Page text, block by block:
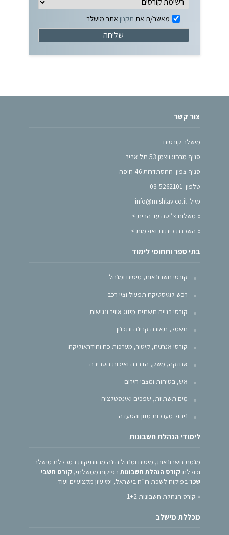
מאשר/ת את תקנון אתר מישלב
צור קשר
מישלב קורסים
סניף מרכז: ויצמן 53 תל אביב
סניף צפון: ההסתדרות 46 חיפה
טלפון: 03-5262101
מייל: info@mishlav.co.il
» משלוח צ’יטה עד הבית >
» השכרת כיתות ואולמות >
בתי ספר ותחומי לימוד
קורסי חשבונאות, מיסים ומנהל
רכש לוגיסטיקה תפעול וציי רכב
קורסי בנייה תשתית מיזוג אוויר ונגישות
חשמל, תאורה קרינה ותכנון
קורסי אנרגיה, קיטור, מערכות כח והידראוליקה
אחזקה, משק, הדברה ואיכות הסביבה
אש, בטיחות ומצבי חירום
מים תשתיות, שפכים ואינסטלציה
ניהול מערכות מזון והסעדה
לימודי הנהלת חשבונות
מגמת חשבונאות, מיסים ומנהל הינה מהוותיקות במכללת מישלב
וכוללת קורס הנהלת חשבונותבפיקוח ממשלתי, קורס חשבי
שכרבפיקוח לשכת רו”ח בישראל, ימי עיון מקצועיים ועוד.
» קורס הנהלת חשבונות 1+2
מכללת מישלב